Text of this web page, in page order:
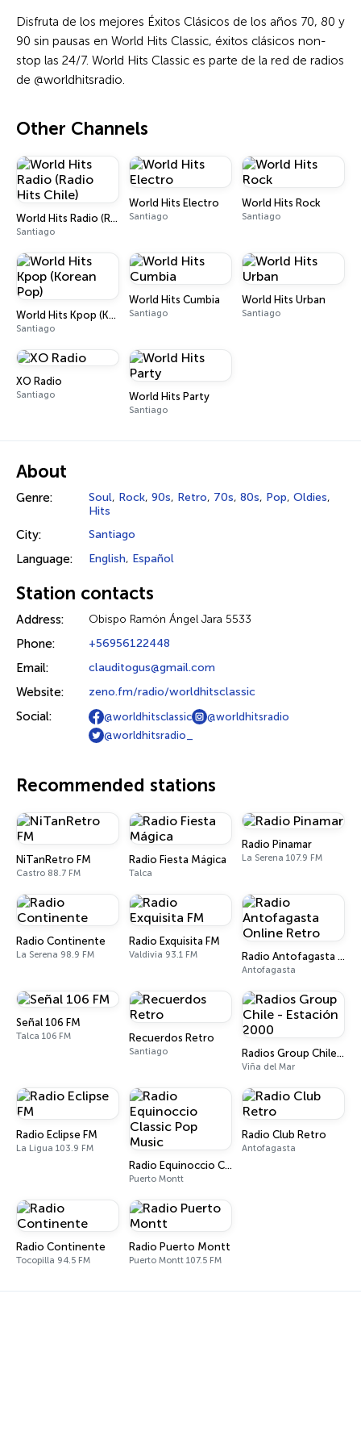
Disfruta de los mejores Éxitos Clásicos de los años 70, 80 y
90 sin pausas en World Hits Classic, éxitos clásicos non-
stop las 24/7. World Hits Classic es parte de la red de radios
de @worldhitsradio.
Other Channels
World Hits Radio (Radio Hits Chile)
Santiago
World Hits Electro
Santiago
World Hits Rock
Santiago
World Hits Kpop (Korean Pop)
Santiago
World Hits Cumbia
Santiago
World Hits Urban
Santiago
XO Radio
Santiago World Hits Party
Santiago
About
Genre: Soul, Rock, 90s, Retro, 70s, 80s, Pop, Oldies,
Hits
City: Santiago
Language: English, Español
Station contacts
Address: Obispo Ramón Ángel Jara 5533
Phone: +56956122448
Email: clauditogus@gmail.com
Website: zeno.fm/radio/worldhitsclassic
Social: @worldhitsclassic
@worldhitsradio
@worldhitsradio_
Recommended stations
NiTanRetro FM
Castro 88.7 FM
Radio Fiesta Mágica
Talca
Radio Pinamar
La Serena 107.9 FM
Radio Continente
La Serena 98.9 FM
Radio Exquisita FM
Valdivia 93.1 FM Radio Antofagasta Online Retro
Antofagasta
Señal 106 FM
Talca 106 FM Recuerdos Retro
Santiago Radios Group Chile - Estación 2000
Viña del Mar
Radio Eclipse FM
La Ligua 103.9 FM
Radio Equinoccio Classic Pop Music
Puerto Montt
Radio Club Retro
Antofagasta
Radio Continente
Tocopilla 94.5 FM
Radio Puerto Montt
Puerto Montt 107.5 FM